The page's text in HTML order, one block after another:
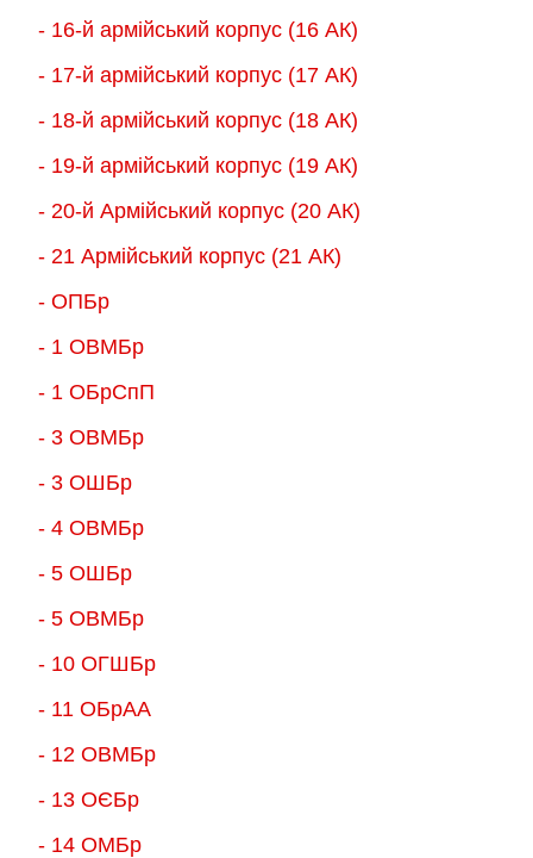
- 16-й армійський корпус (16 АК)
- 17-й армійський корпус (17 АК)
- 18-й армійський корпус (18 AК)
- 19-й армійський корпус (19 АК)
- 20-й Армійський корпус (20 АК)
- 21 Армійський корпус (21 АК)
- ОПБр
- 1 ОВМБр
- 1 ОБрСпП
- 3 ОВМБр
- 3 ОШБр
- 4 ОВМБр
- 5 ОШБр
- 5 ОВМБр
- 10 ОГШБр
- 11 ОБрАА
- 12 ОВМБр
- 13 ОЄБр
- 14 ОМБр